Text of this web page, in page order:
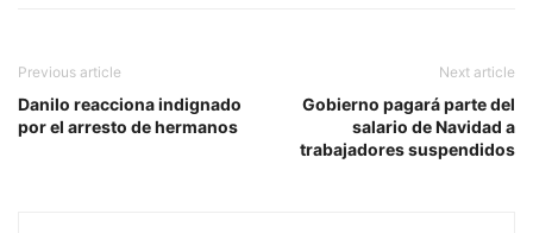
Previous article
Danilo reacciona indignado
por el arresto de hermanos
Next article
Gobierno pagará parte del
salario de Navidad a
trabajadores suspendidos